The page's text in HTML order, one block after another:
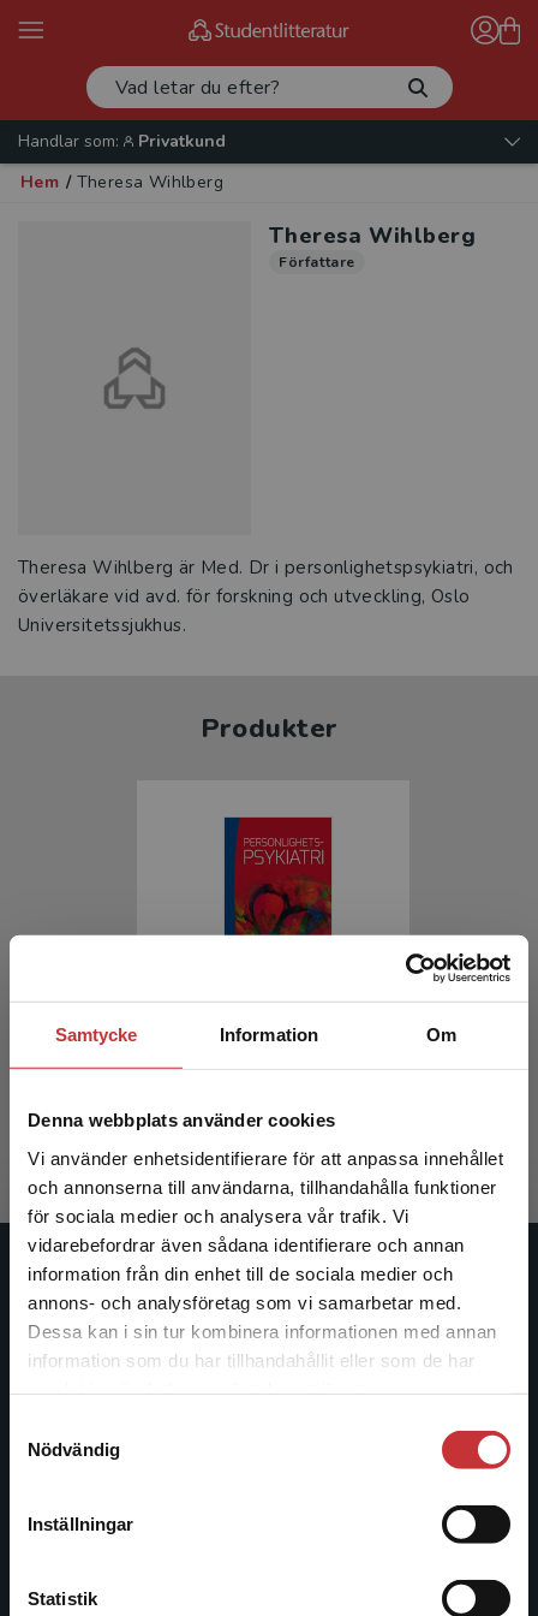
Samtycke Information Om
Denna webbplats använder cookies
Vi använder enhetsidentifierare för att anpassa innehållet
och annonserna till användarna, tillhandahålla funktioner
för sociala medier och analysera vår trafik. Vi
vidarebefordrar även sådana identifierare och annan
information från din enhet till de sociala medier och
annons- och analysföretag som vi samarbetar med.
Dessa kan i sin tur kombinera informationen med annan
information som du har tillhandahållit eller som de har
Nödvändig
Inställningar
Statistik
Begränsad fraktregion
Det verkar som att du besöker
studentlitteratur.se via en enhet utanför Sverige.
Vi erbjuder inte leveranser utanför Sverige. För
att kunna slutföra ett köp måste
Handlar som:
Privatkund
Hem / Theresa Wihlberg
Theresa Wihlberg
Författare
Theresa Wihlberg är Med. Dr i personlighetspsykiatri, och
överläkare vid avd. för forskning och utveckling, Oslo
Universitetssjukhus.
Produkter
613 krinkl. moms
Studentlitteratur
Studentlitteratur grundades 1963 och är idag Sveriges
ledande utbildningsförlag. Med läromedel, kurslitteratur,
facklitteratur, utbildningar och digitala
informationstjänster i utbudet, finns Studentlitteratur med
längs hela kunskapsresan.
Kontakta oss